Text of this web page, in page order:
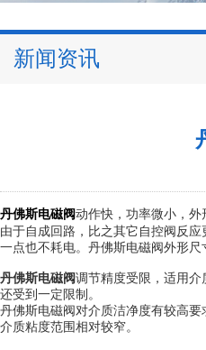
新闻资讯
丹佛斯电磁阀动作快，功率微小，
由于自成回路，比之其它自控阀反
一点也不耗电。丹佛斯电磁阀外形尺
丹佛斯电磁阀调节精度受限，适用
还受到一定限制。
丹佛斯电磁阀对介质洁净度有较高
介质粘度范围相对较窄。